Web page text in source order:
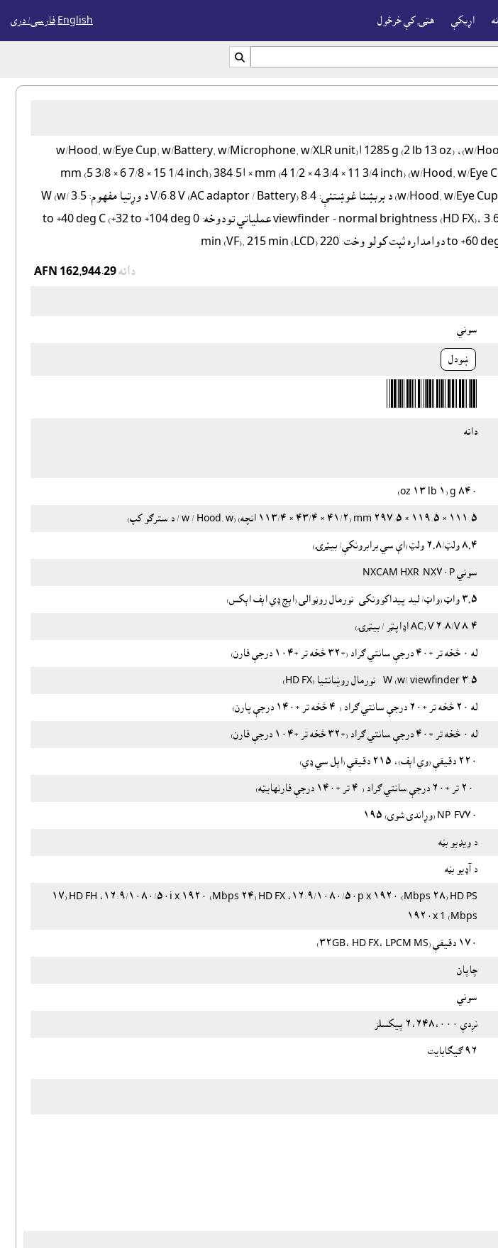
اړيکې هټۍ کې خرڅول English فارسی/ درى

حجم: 840 ګرامه (1 lb 13 oz)، (w/Hood, w/Eye Cup)، 1285 g (2 lb 13 oz) ا(w/Hood, w/Eye Cup, w/Battery, w/Microphone, w/XLR unit
اندازه: 111.5 × 119.5 × 297.5 mm (4 1/2 × 4 3/4 × 11 3/4 inch) (w/Hood, w/Eye Cup) 135 × 174 × ا384.5 mm (5 3/8 × 6 7/8 × 15 1/4 inch)
(w/Hood, w/Eye Cup, w/Battery, w/Microphone, w/XLR unit) د برېښنا غوښتنې: 8.4 V/6.8 V (AC adaptor / Battery) د وړتيا مفهوم: 3.5 W (w/
viewfinder - normal brightness (HD FX)، 3.6 W (w/ LCD - normal brightness (HD FX) عملياتي تودوخه: 0 to +40 deg C (+32 to +104 deg
AFN 162,944.29دانه
سوني
ښودل
دانه
٨٤٠ g (١ lb ١٣ oz)
١١١.٥ × ١١٩.٥ × ٢٩٧.٥ mm (٤١/٢ × ٤٣/٤ × ١١٣/٤ انچه) (w / Hood, w / د سترګو کپ)
٨٫٤ ولټ/٦٫٨ ولټ (اې سي برابرونکې/ بیټرۍ)
سوني NXCAM HXR-NX٧٠P
٣٫٥ واټ (واټ/ ليد پيداکوونکى- نورمال روڼوالى (اېچ ډي اېف اېکس)
٨.٤ V/٦.٨ V (AC اډاپټر / بیټرۍ)
له ٠ څخه تر +٤٠ درجې سانتي ګراد (+٣٢ څخه تر +١٠٤ درجې فارن)
٣.٥ W (w/ viewfinder - نورمال روښانتیا (HD FX)
له ٢٠ څخه تر +٦٠ درجې سانتي ګراد (-٤ څخه تر +١٤٠ درجې پارن)
له ٠ څخه تر +٤٠ درجې سانتي ګراد (+٣٢ څخه تر +١٠٤ درجې فارن)
٢٢٠ دقيقې (وي اېف)، ٢١٥ دقيقې (اېل سي ډي)
NP-FV٧٠ (وړاندی شوی) ١٩٥
د ویډیو بڼه
د آډیو بڼه
HD PS (٢٨ Mbps) ١٩٢٠ x ١٠٨٠/٥٠p/١٦:٩، HD FX (٢٤ Mbps) ١٩٢٠ x ١٠٨٠/٥٠i/١٦:٩، HD FH (١٧
Mbps) ١٩٢٠x 1
١٧٠ دقیقې (MS ٣٢GB، HD FX، LPCM)
چاپان
سوني
نږدې ٦،٦٤٨،٠٠٠ پيکسلز
٩٦ ګیګابایت